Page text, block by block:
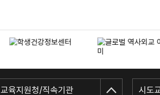
교육지원청/직속기관 시도